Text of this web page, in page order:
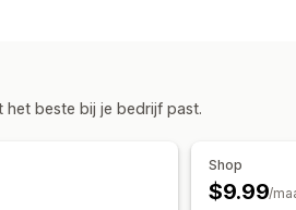
Collecties
Producten
en media
Hardware
het beste bij je bedrijf past.
Shop
$9.99/